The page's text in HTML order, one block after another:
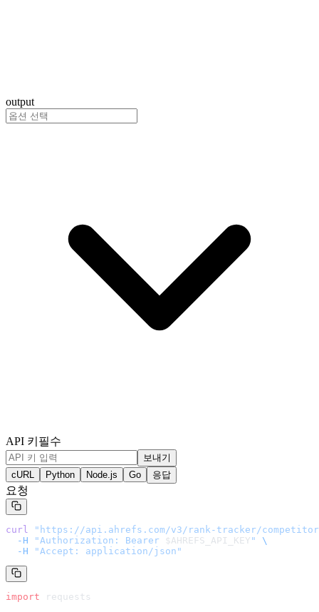
output
API 키 필수
보내기
cURL
Python Node.js Go 응답
요청
curl " https://api.ahrefs.com/v3/rank-tracker/
  -H
"Authorization: Bearer $AHREFS_API_KEY "
\
  -H
"Accept: application/json"
import requests